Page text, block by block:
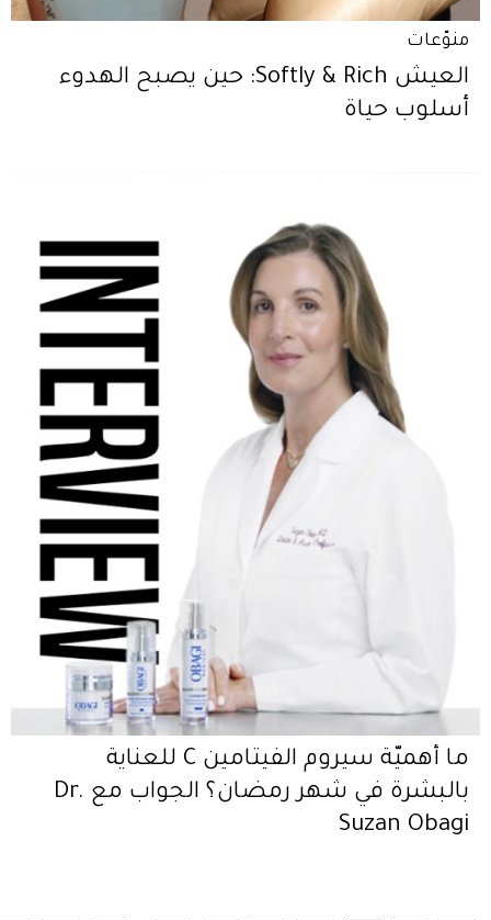
منوّعات
العيش Softly & Rich: حين يصبح الهدوء
أسلوب حياة
ما أهميّة سيروم الفيتامين C للعناية
بالبشرة في شهر رمضان؟ الجواب مع Dr.
Suzan Obagi